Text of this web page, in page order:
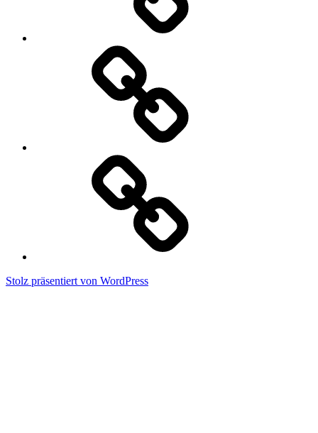
Hygienekonzept
Stolz präsentiert von WordPress